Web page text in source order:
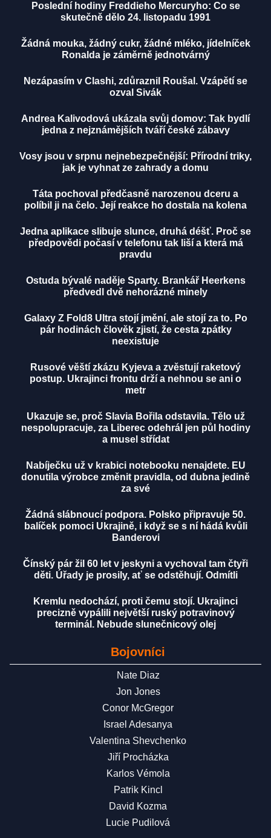
Poslední hodiny Freddieho Mercuryho: Co se
skutečně dělo 24. listopadu 1991
Žádná mouka, žádný cukr, žádné mléko, jídelníček
Ronalda je záměrně jednotvárný
Nezápasím v Clashi, zdůraznil Roušal. Vzápětí se
ozval Sivák
Andrea Kalivodová ukázala svůj domov: Tak bydlí
jedna z nejznámějších tváří české zábavy
Vosy jsou v srpnu nejnebezpečnější: Přírodní triky,
jak je vyhnat ze zahrady a domu
Táta pochoval předčasně narozenou dceru a
políbil ji na čelo. Její reakce ho dostala na kolena
Jedna aplikace slibuje slunce, druhá déšť. Proč se
předpovědi počasí v telefonu tak liší a která má
pravdu
Ostuda bývalé naděje Sparty. Brankář Heerkens
předvedl dvě nehorázné minely
Galaxy Z Fold8 Ultra stojí jmění, ale stojí za to. Po
pár hodinách člověk zjistí, že cesta zpátky
neexistuje
Rusové věští zkázu Kyjeva a zvěstují raketový
postup. Ukrajinci frontu drží a nehnou se ani o
metr
Ukazuje se, proč Slavia Bořila odstavila. Tělo už
nespolupracuje, za Liberec odehrál jen půl hodiny
a musel střídat
Nabíječku už v krabici notebooku nenajdete. EU
donutila výrobce změnit pravidla, od dubna jedině
za své
Žádná slábnoucí podpora. Polsko připravuje 50.
balíček pomoci Ukrajině, i když se s ní hádá kvůli
Banderovi
Čínský pár žil 60 let v jeskyni a vychoval tam čtyři
děti. Úřady je prosily, ať se odstěhují. Odmítli
Kremlu nedochází, proti čemu stojí. Ukrajinci
precizně vypálili největší ruský potravinový
terminál. Nebude slunečnicový olej
Bojovníci
Nate Diaz
Jon Jones
Conor McGregor
Israel Adesanya
Valentina Shevchenko
Jiří Procházka
Karlos Vémola
Patrik Kincl
David Kozma
Lucie Pudilová